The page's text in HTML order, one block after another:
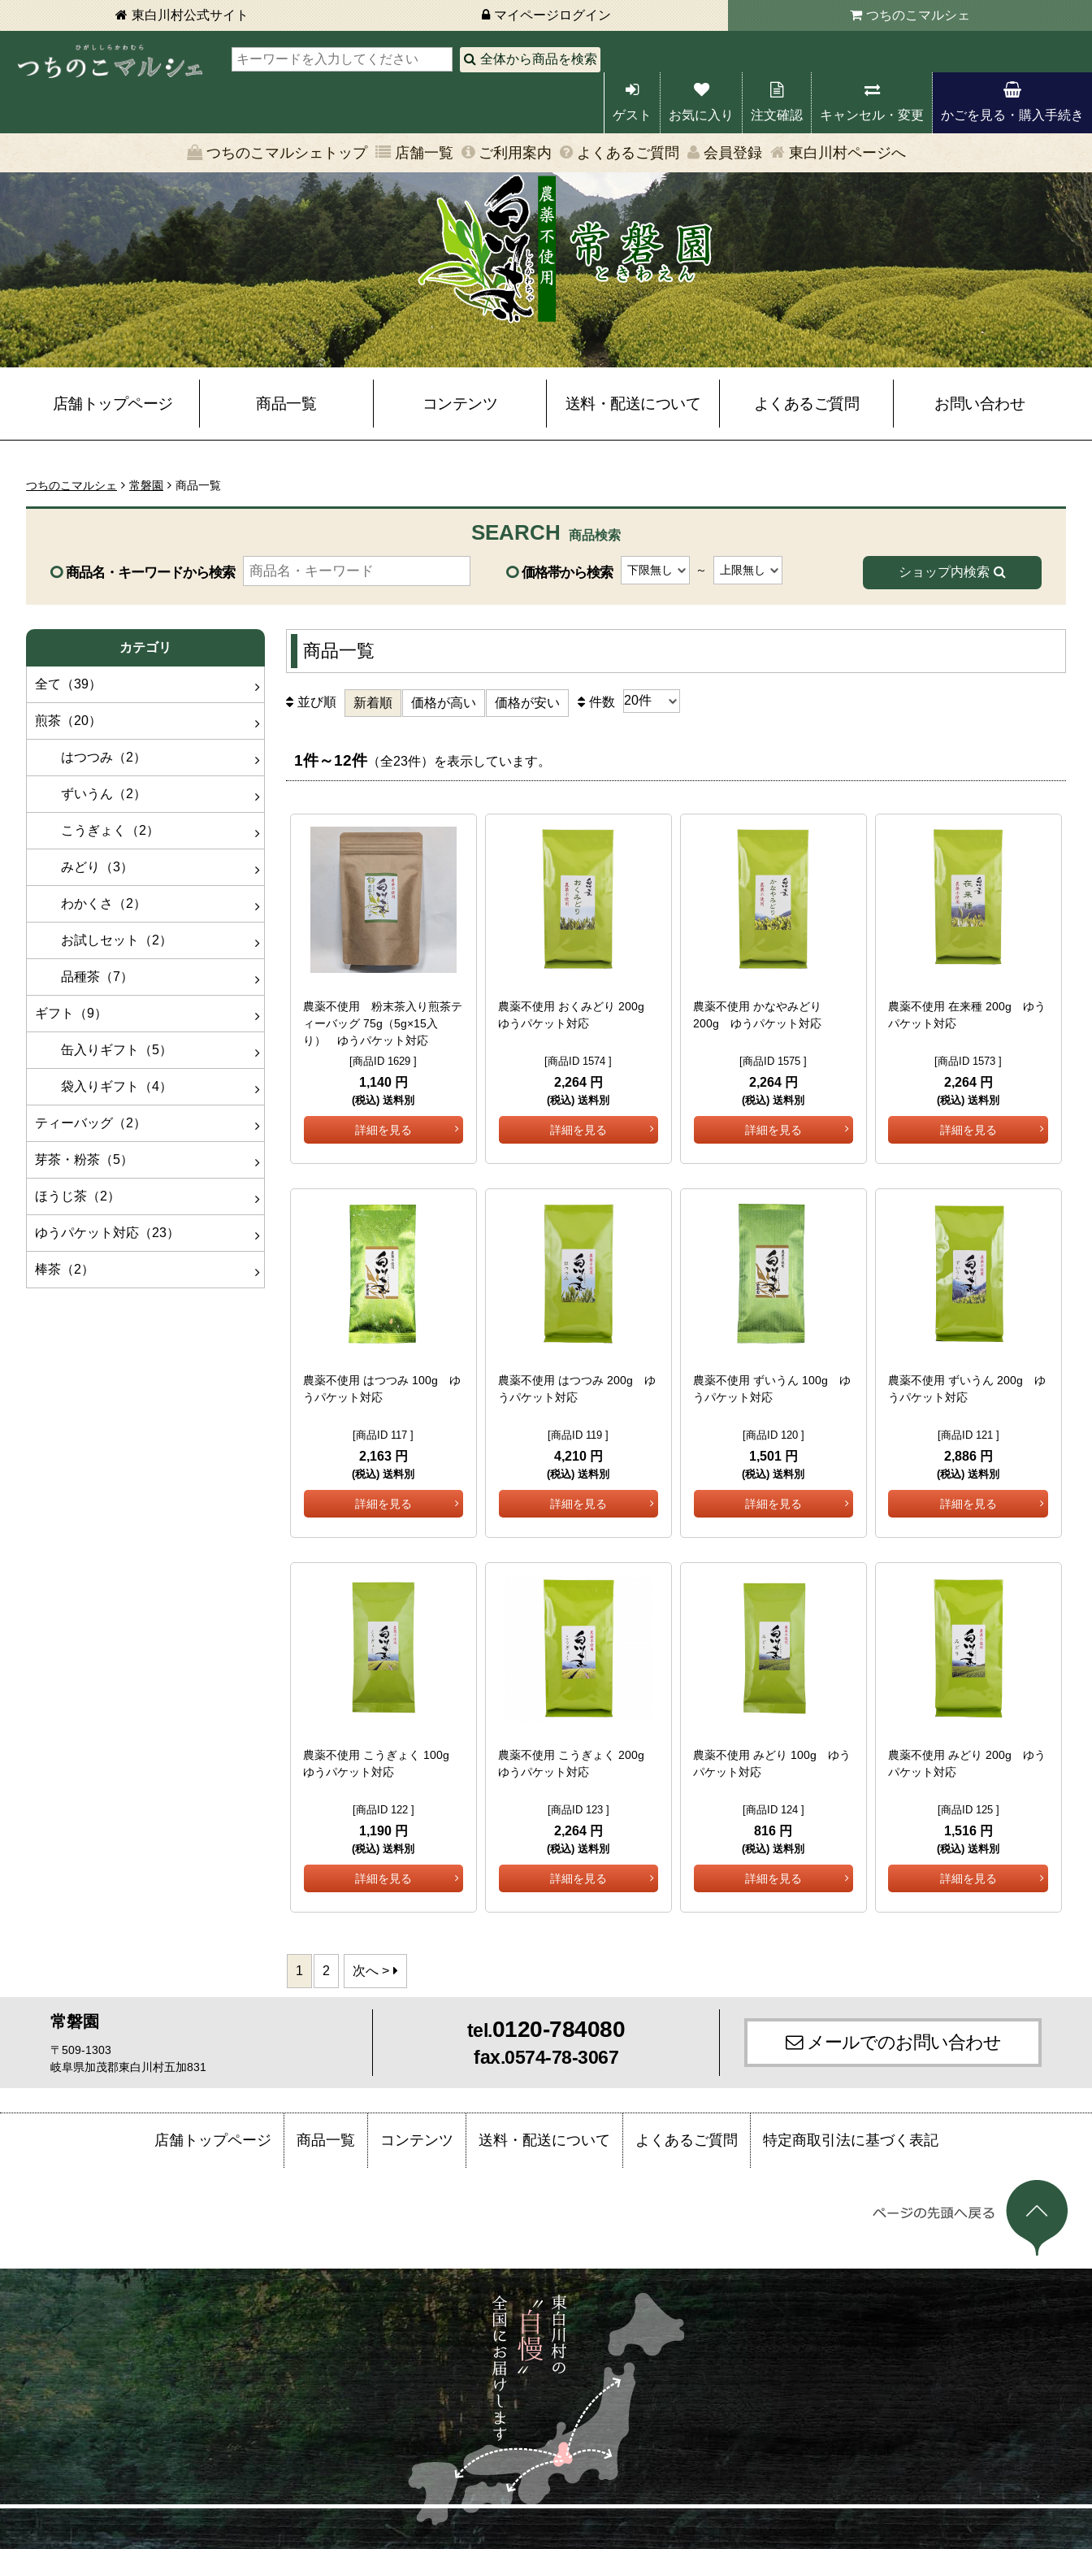
東白川村公式サイト マイページ ログイン つちのこ マルシェ
全体から商品を検索
ゲスト お気に入り 注文確認 キャンセル・変更 かごを見る・購入手続き
つちのこマルシェトップ 店舗一覧 ご利用案内 よくあるご質問 会員登録 東白川村ページへ
店舗トップページ 商品一覧 コンテンツ 送料・配送について よくあるご質問 お問い合わせ
つちのこマルシェ 常磐園 商品一覧
SEARCH 商品検索
商品名・キーワードから検索 価格帯から検索 ～ ショップ内検索
商品一覧
並び順 新着順 価格が高い 価格が安い 件数
1件～12件（全23件）を表示しています。
農薬不使用 粉末茶入り煎茶テ
ィーバッグ 75g（5g×15入
り） ゆうパケット対応
[商品ID 1629 ]
1,140 円
(税込) 送料別
詳細を見る
農薬不使用 おくみどり 200g
ゆうパケット対応
[商品ID 1574 ]
2,264 円
(税込) 送料別
詳細を見る
農薬不使用 かなやみどり
200g ゆうパケット対応
[商品ID 1575 ]
2,264 円
(税込) 送料別
詳細を見る
農薬不使用 在来種 200g ゆう
パケット対応
[商品ID 1573 ]
2,264 円
(税込) 送料別
詳細を見る
農薬不使用 はつつみ 100g ゆ
うパケット対応
[商品ID 117 ]
2,163 円
(税込) 送料別
詳細を見る
農薬不使用 はつつみ 200g ゆ
うパケット対応
[商品ID 119 ]
4,210 円
(税込) 送料別
詳細を見る
農薬不使用 ずいうん 100g ゆ
うパケット対応
[商品ID 120 ]
1,501 円
(税込) 送料別
詳細を見る
農薬不使用 ずいうん 200g ゆ
うパケット対応
[商品ID 121 ]
2,886 円
(税込) 送料別
詳細を見る
農薬不使用 こうぎょく 100g
ゆうパケット対応
[商品ID 122 ]
1,190 円
(税込) 送料別
詳細を見る
農薬不使用 こうぎょく 200g
ゆうパケット対応
[商品ID 123 ]
2,264 円
(税込) 送料別
詳細を見る
農薬不使用 みどり 100g ゆう
パケット対応
[商品ID 124 ]
816 円
(税込) 送料別
詳細を見る
農薬不使用 みどり 200g ゆう
パケット対応
[商品ID 125 ]
1,516 円
(税込) 送料別
詳細を見る
1 2 次へ >
カテゴリ
全て（39）
煎茶（20）
はつつみ（2）
ずいうん（2）
こうぎょく（2）
みどり（3）
わかくさ（2）
お試しセット（2）
品種茶（7）
ギフト（9）
缶入りギフト（5）
袋入りギフト（4）
ティーバッグ（2）
芽茶・粉茶（5）
ほうじ茶（2）
ゆうパケット対応（23）
棒茶（2）
常磐園
〒509-1303
岐阜県加茂郡東白川村五加831
tel.0120-784080
fax.0574-78-3067
メールでのお問い合わせ
店舗トップページ 商品一覧 コンテンツ 送料・配送について よくあるご質問 特定商取引法に基づく表記